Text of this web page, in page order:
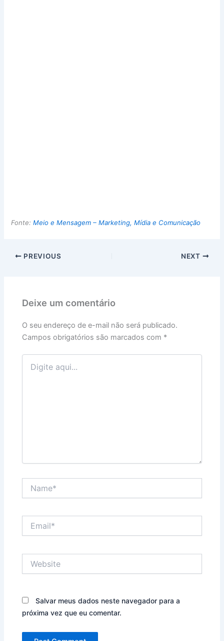
Fonte:Meio e Mensagem – Marketing, Mídia e Comunicação
PREVIOUS NEXT
Deixe um comentário
O seu endereço de e-mail não será publicado.
Campos obrigatórios são marcados com *
Digite
aqui...
Salvar meus dados neste navegador para a
próxima vez que eu comentar.